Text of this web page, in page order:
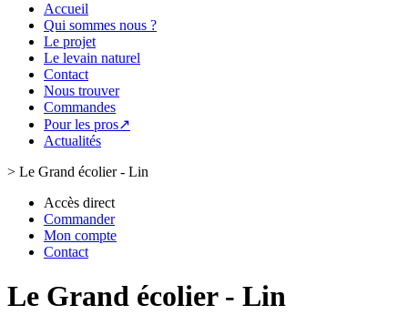
Accueil
Qui sommes nous ?
Le projet
Le levain naturel
Contact
Nous trouver
Commandes
Pour les pros↗
Actualités
> Le Grand écolier - Lin
Accès direct
Commander
Mon compte
Contact
Le Grand écolier - Lin